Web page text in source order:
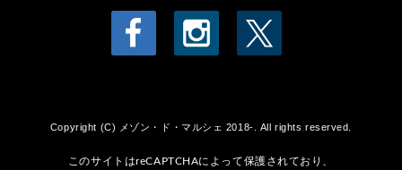
Copyright (C) メゾン・ド・マルシェ 2018-. All rights reserved.
このサイトはreCAPTCHAによって保護されており、